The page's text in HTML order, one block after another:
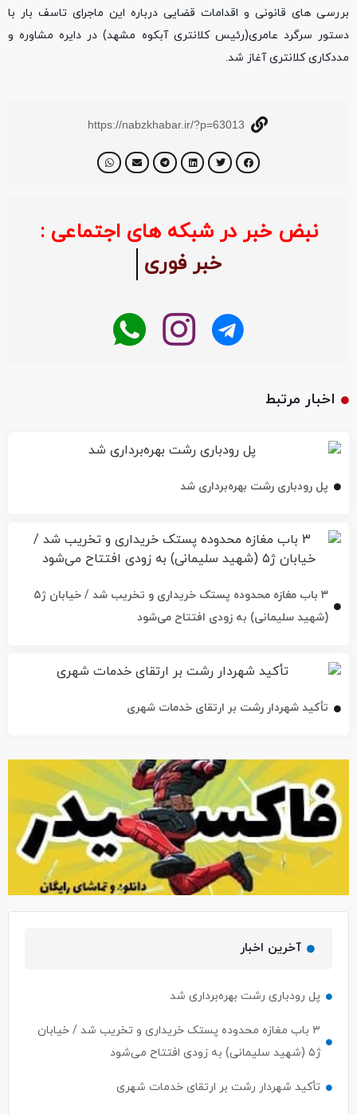
بررسی های قانونی و اقدامات قضایی درباره این ماجرای تاسف بار با
دستور سرگرد عامری(رئیس کلانتری آبکوه مشهد) در دایره مشاوره و
مددکاری کلانتری آغاز شد.
https://nabzkhabar.ir/?p=63013
نبض خبر در شبکه های اجتماعی :
خبر فوری
اخبار مرتبط
پل رودباری رشت بهره‌برداری شد
۳ باب مغازه محدوده پستک خریداری و تخریب شد / خیابان ژ۵
(شهید سلیمانی) به زودی افتتاح می‌شود
تأکید شهردار رشت بر ارتقای خدمات شهری
آخرین اخبار
پل رودباری رشت بهره‌برداری شد
۳ باب مغازه محدوده پستک خریداری و تخریب شد / خیابان
ژ۵ (شهید سلیمانی) به زودی افتتاح می‌شود
تأکید شهردار رشت بر ارتقای خدمات شهری